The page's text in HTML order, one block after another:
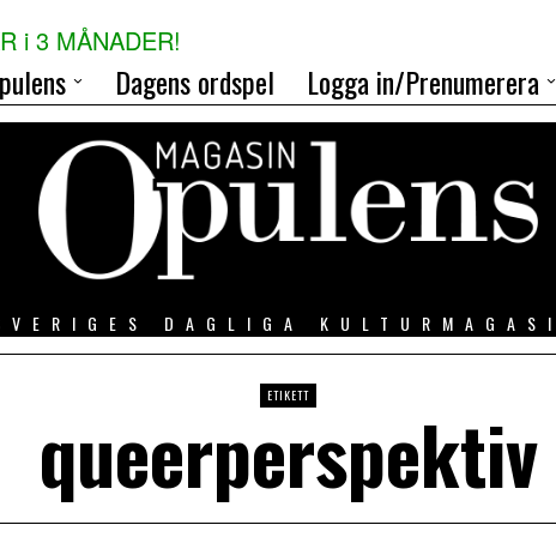
i 3 MÅNADER!
Dagens ordspel Logga in/Prenumerera
DAGLIGA
ETIKETT
queerperspektiv